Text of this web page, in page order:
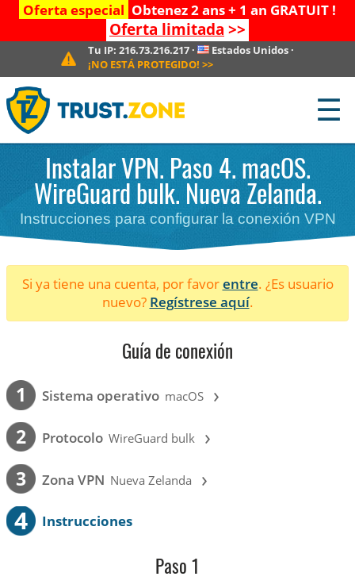
Oferta especial Obtenez 2 ans + 1 an GRATUIT !
Oferta limitada >>
Tu IP: 216.73.216.217· Estados Unidos ·
¡NO ESTÁ PROTEGIDO! >>
☰
Instalar VPN. Paso 4. macOS.
WireGuard bulk. Nueva Zelanda.
Instrucciones para configurar la conexión VPN
Si ya tiene una cuenta, por favorentre. ¿Es usuario
nuevo? Regístrese aquí.
Guía de conexión
1 Sistema operativo macOS ›
2 Protocolo WireGuard bulk ›
3 Zona VPN Nueva Zelanda ›
4 Instrucciones
Paso 1